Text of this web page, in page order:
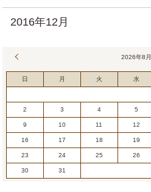
2016年12月
2026年8月
日 月 火 水
2 3 4 5
9 10 11 12
16 17 18 19
23 24 25 26
30 31